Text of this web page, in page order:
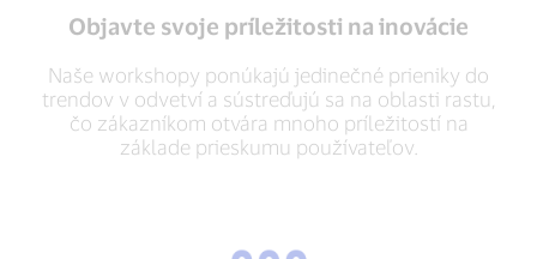
Objavte svoje príležitosti na inovácie
Naše workshopy ponúkajú jedinečné prieniky do
trendov v odvetví a sústreďujú sa na oblasti rastu,
čo zákazníkom otvára mnoho príležitostí na
základe prieskumu používateľov.